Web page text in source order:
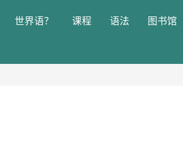
世界语？ 课程 语法 图书馆